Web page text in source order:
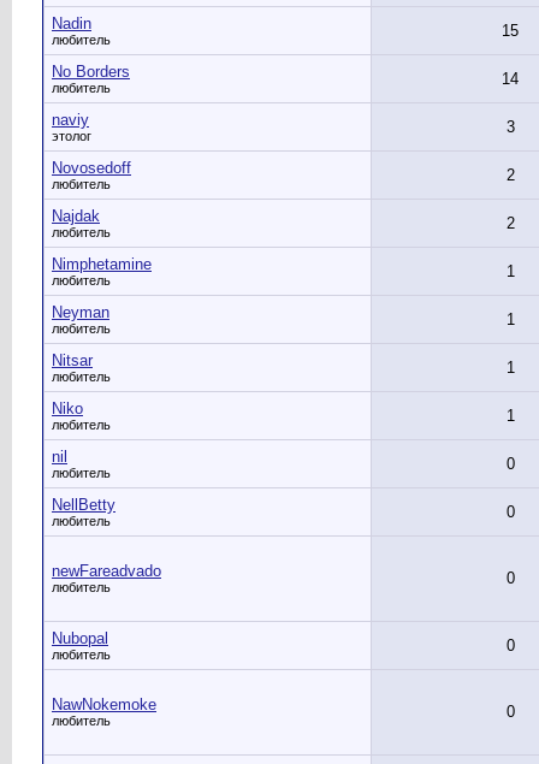
Nadin
любитель 15
No Borders
любитель 14
naviy
этолог 3
Novosedoff
любитель 2
Najdak
любитель 2
Nimphetamine
любитель 1
Neyman
любитель 1
Nitsar
любитель 1
Niko
любитель 1
nil
любитель 0
NellBetty
любитель 0
newFareadvado
любитель 0
Nubopal
любитель 0
NawNokemoke
любитель 0